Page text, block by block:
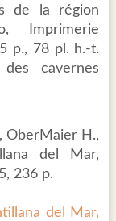
de la région
Imprimerie
p., 78 pl. h.-t.
cavernes
OberMaier H.,
del Mar,
236 p.
del Mar,